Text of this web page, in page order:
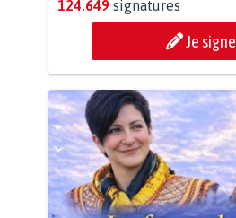
124.649 signatures
Je signe